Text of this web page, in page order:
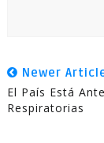
Newer
El País Está
Respiratorias